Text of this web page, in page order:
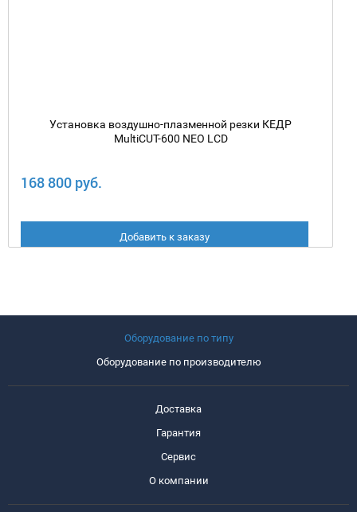
Установка воздушно-плазменной резки КЕДР
MultiCUT-600 NEO LCD
168 800 руб.
Добавить к заказу
Оборудование по типу
Оборудование по производителю
Доставка
Гарантия
Сервис
О компании